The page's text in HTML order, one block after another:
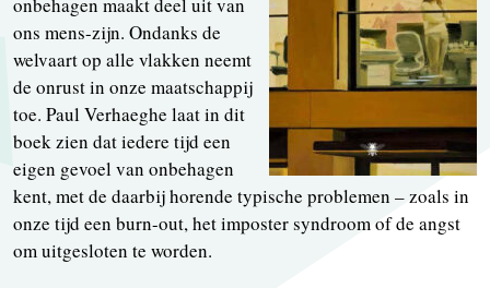
ons mens-zijn. Ondanks de
welvaart op alle vlakken neemt
de onrust in onze maatschappij
toe. Paul Verhaeghe laat in dit
boek zien dat iedere tijd een
eigen gevoel van onbehagen
kent, met de daarbij horende typische problemen – zoals in
onze tijd een burn-out, het imposter syndroom of de angst
om uitgesloten te worden.